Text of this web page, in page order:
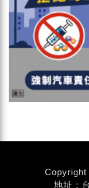
Copyright
地址：